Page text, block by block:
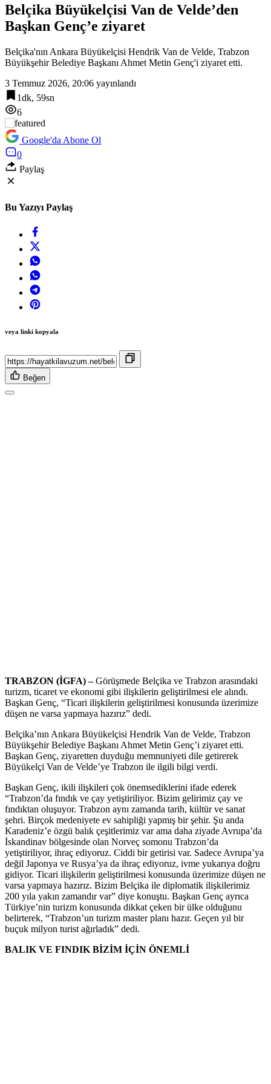
İzmitli mahalle muhtarları Sarısu Gençlik Kampı’nda ağırlandı
19:00
Aydınlı milli atlet Koray Uygun, U20 Dünya Şampiyonası’nda yarı
finalde
Belçika Büyükelçisi Van de Velde’den
Başkan Genç’e ziyaret
Belçika'nın Ankara Büyükelçisi Hendrik Van de Velde, Trabzon
Büyükşehir Belediye Başkanı Ahmet Metin Genç'i ziyaret etti.
3 Temmuz 2026, 20:06 yayınlandı
1dk, 59sn
6
Google'da Abone Ol
0
Paylaş
Bu Yazıyı Paylaş
veya linki kopyala
Beğen
TRABZON (İGFA) –Görüşmede Belçika ve Trabzon arasındaki
turizm, ticaret ve ekonomi gibi ilişkilerin geliştirilmesi ele alındı.
Başkan Genç, “Ticari ilişkilerin geliştirilmesi konusunda üzerimize
düşen ne varsa yapmaya hazırız” dedi.
Belçika’nın Ankara Büyükelçisi Hendrik Van de Velde, Trabzon
Büyükşehir Belediye Başkanı Ahmet Metin Genç’i ziyaret etti.
Başkan Genç, ziyaretten duyduğu memnuniyeti dile getirerek
Büyükelçi Van de Velde’ye Trabzon ile ilgili bilgi verdi.
Başkan Genç, ikili ilişkileri çok önemsediklerini ifade ederek
“Trabzon’da fındık ve çay yetiştiriliyor. Bizim gelirimiz çay ve
fındıktan oluşuyor. Trabzon aynı zamanda tarih, kültür ve sanat
şehri. Birçok medeniyete ev sahipliği yapmış bir şehir. Şu anda
Karadeniz’e özgü balık çeşitlerimiz var ama daha ziyade Avrupa’da
İskandinav bölgesinde olan Norveç somonu Trabzon’da
yetiştiriliyor, ihraç ediyoruz. Ciddi bir getirisi var. Sadece Avrupa’ya
değil Japonya ve Rusya’ya da ihraç ediyoruz, ivme yukarıya doğru
gidiyor. Ticari ilişkilerin geliştirilmesi konusunda üzerimize düşen ne
varsa yapmaya hazırız. Bizim Belçika ile diplomatik ilişkilerimiz
200 yıla yakın zamandır var” diye konuştu. Başkan Genç ayrıca
Türkiye’nin turizm konusunda dikkat çeken bir ülke olduğunu
belirterek, “Trabzon’un turizm master planı hazır. Geçen yıl bir
buçuk milyon turist ağırladık” dedi.
BALIK VE FINDIK BİZİM İÇİN ÖNEMLİ